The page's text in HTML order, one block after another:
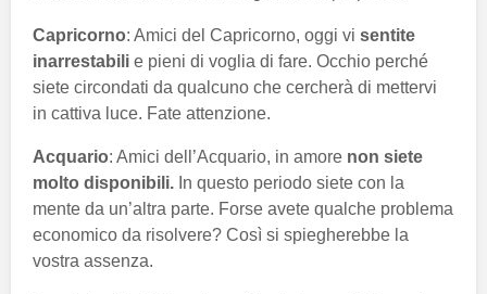
Capricorno: Amici del Capricorno, oggi vi sentite
inarrestabili e pieni di voglia di fare. Occhio perché
siete circondati da qualcuno che cercherà di mettervi
in cattiva luce. Fate attenzione.
Acquario: Amici dell’Acquario, in amore non siete
molto disponibili. In questo periodo siete con la
mente da un’altra parte. Forse avete qualche problema
economico da risolvere? Così si spiegherebbe la
vostra assenza.